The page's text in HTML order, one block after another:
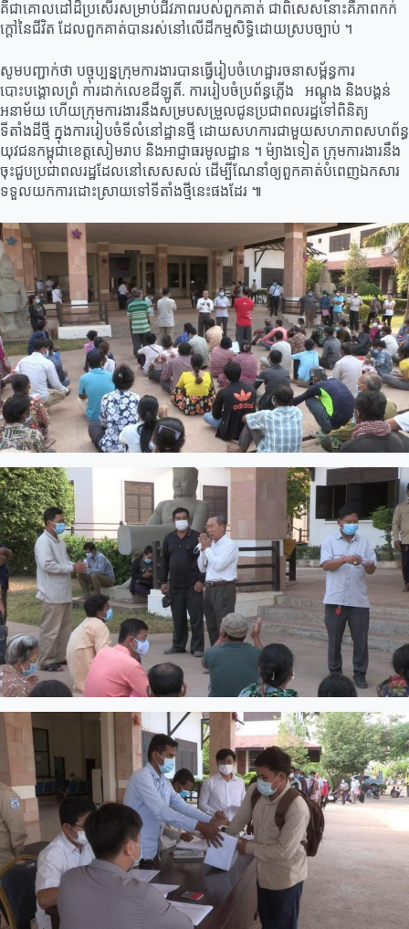
គឺជាគោលដៅដ៏ប្រសើរសម្រាប់ជីវភាពរបស់ពួកគាត់ ជាពិសេសនោះគឺភាពកក់
ក្តៅនៃជីវិត ដែលពួកគាត់បានរស់នៅលើដីកម្មសិទ្ធិដោយស្របច្បាប់ ។
សូមបញ្ជាក់ថា បច្ចុប្បន្នក្រុមការងារបានធ្វើរៀបចំហេដ្ឋារចនាសម្ព័ន្ធការ
បោះបង្គោលព្រំ ការដាក់លេខដីឡូតិ៍. ការរៀបចំប្រព័ន្ធភ្លើង អណ្តូង និងបង្គន់
អនាម័យ ហើយក្រុមការងារនឹងសម្របសម្រួលជូនប្រជាពលរដ្ឋទៅពិនិត្យ
ទីតាំងដីថ្មី ក្នុងការរៀបចំទីលំនៅដ្ឋានថ្មី ដោយសហការជាមួយសហភាពសហព័ន្ធ
យុវជនកម្ពុជាខេត្តសៀមរាប និងអាជ្ញាធរមូលដ្ឋាន ។ ម៉្យាងទៀត ក្រុមការងារនឹង
ចុះជួបប្រជាពលរដ្ឋដែលនៅសេសសល់ ដើម្បីណែនាំឲ្យពួកគាត់បំពេញឯកសារ
ទទួលយកការដោះស្រាយទៅទីតាំងថ្មីនេះផងដែរ ៕